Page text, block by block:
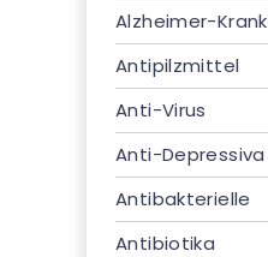
Alzheimer-
Antipilzmittel
Anti-Virus
Anti-Depressiva
Antibakterielle
Antibiotika